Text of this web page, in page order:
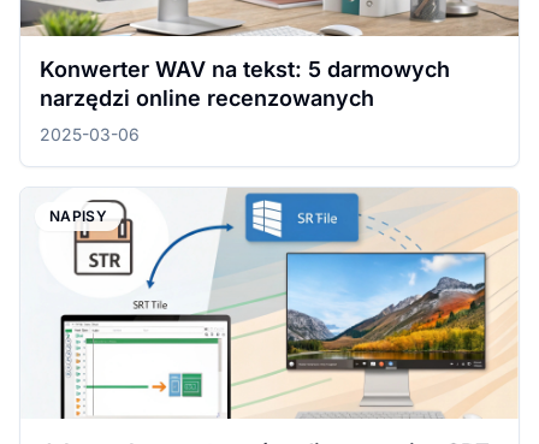
Konwerter WAV na tekst: 5 darmowych
narzędzi online recenzowanych
2025-03-06
NAPISY